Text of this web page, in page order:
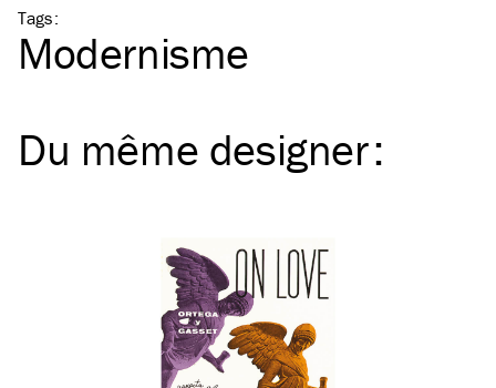
Tags:
Modernisme
Du même designer: